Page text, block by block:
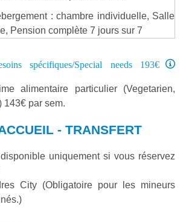
: chambre individuelle, Salle
Pension complète 7 jours sur 7
spécifiques/Special needs 193€
alimentaire particulier (Vegetarien,
143€ par sem.
- TRANSFERT
uniquement si vous réservez
City (Obligatoire pour les mineurs